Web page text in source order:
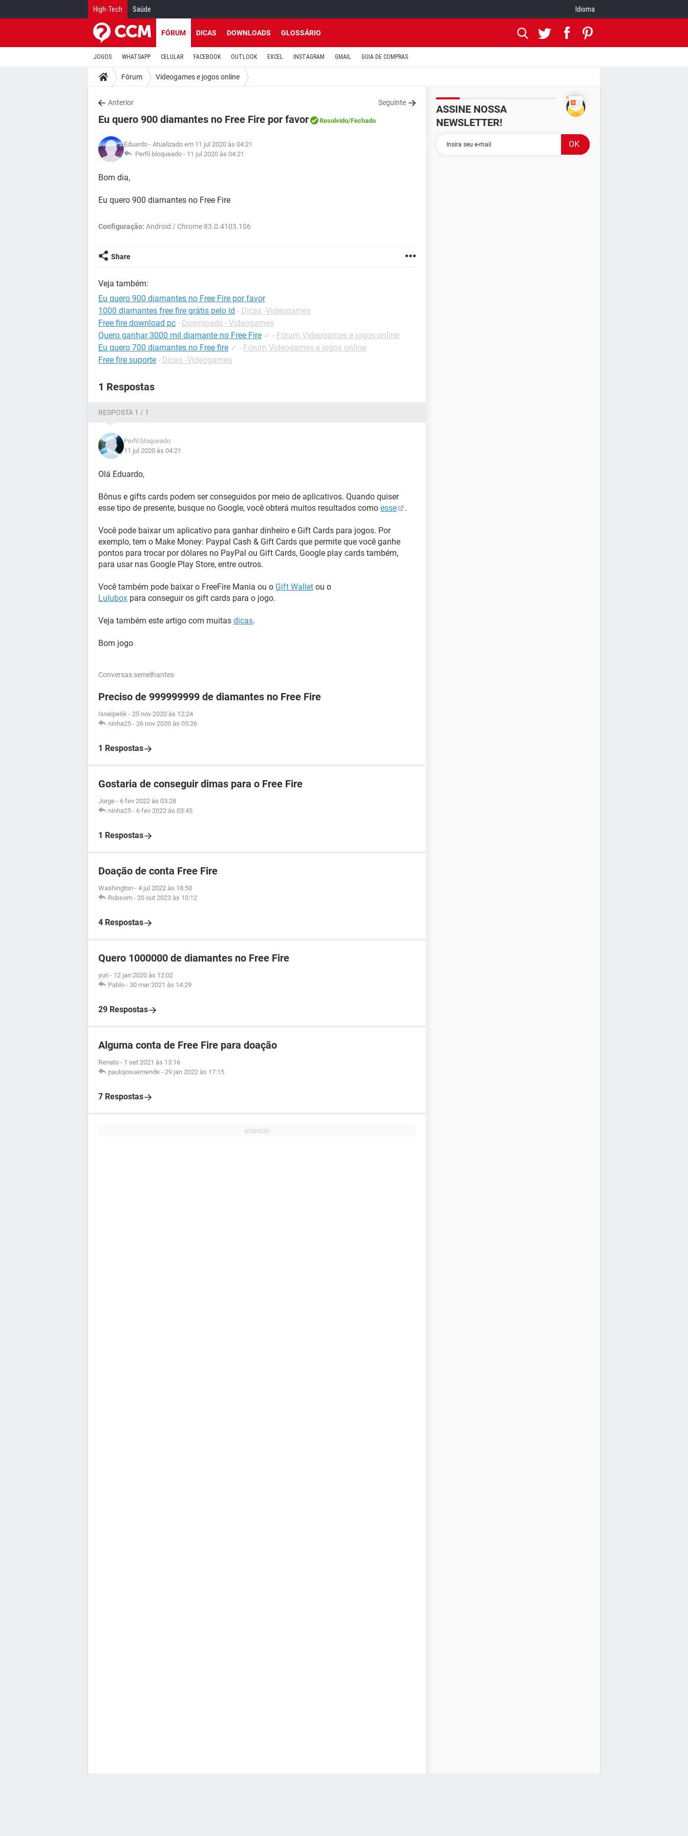
High-Tech Saúde Idioma
FÓRUM DICAS DOWNLOADS GLOSSÁRIO
JOGOS WHATSAPP CELULAR FACEBOOK OUTLOOK EXCEL INSTAGRAM GMAIL GUIA DE COMPRAS
Fórum Videogames e jogos online
Anterior Seguinte
Eu quero 900 diamantes no Free Fire por favor Resolvido/Fechado
Eduardo - Atualizado em 11 jul 2020 às 04:21
Perfil bloqueado - 11 jul 2020 às 04:21
Bom dia,
Eu quero 900 diamantes no Free Fire
Configuração: Android / Chrome 83.0.4103.106
Share
Veja também:
Eu quero 900 diamantes no Free Fire por favor
1000 diamantes free fire grátis pelo id - Dicas -Videogames
Free fire download pc - Downloads - Videogames
Quero ganhar 3000 mil diamante no Free Fire ✓ - Fórum Videogames e jogos online
Eu quero 700 diamantes no Free fire ✓ - Fórum Videogames e jogos online
Free fire suporte - Dicas -Videogames
1 Respostas
RESPOSTA 1 / 1
Perfil bloqueado
11 jul 2020 às 04:21
Olá Eduardo,
Bônus e gifts cards podem ser conseguidos por meio de aplicativos. Quando quiser
esse tipo de presente, busque no Google, você obterá muitos resultados como esse .
Você pode baixar um aplicativo para ganhar dinheiro e Gift Cards para jogos. Por
exemplo, tem o Make Money: Paypal Cash & Gift Cards que permite que você ganhe
pontos para trocar por dólares no PayPal ou Gift Cards, Google play cards também,
para usar nas Google Play Store, entre outros.
Você também pode baixar o FreeFire Mania ou o Gift Wallet ou o
Lulubox para conseguir os gift cards para o jogo.
Veja também este artigo com muitas dicas.
Bom jogo
Conversas semelhantes
Preciso de 999999999 de diamantes no Free Fire
Isneipe6k - 25 nov 2020 às 12:24
ninha25 - 26 nov 2020 às 05:26
1 Respostas
Gostaria de conseguir dimas para o Free Fire
Jorge - 6 fev 2022 às 03:28
ninha25 - 6 fev 2022 às 03:45
1 Respostas
Doação de conta Free Fire
Washington - 4 jul 2022 às 18:50
Robsom - 20 out 2023 às 10:12
4 Respostas
Quero 1000000 de diamantes no Free Fire
yuri - 12 jan 2020 às 12:02
Pablo - 30 mar 2021 às 14:29
29 Respostas
Alguma conta de Free Fire para doação
Renato - 1 set 2021 às 13:16
paulojosuemende - 29 jan 2022 às 17:15
7 Respostas
ASSINE NOSSA
NEWSLETTER!